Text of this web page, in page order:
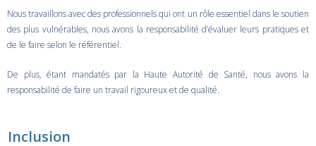
Nous travaillons avec des professionnels qui ont un rôle essentiel dans le soutien
des plus vulnérables, nous avons la responsabilité d’évaluer leurs pratiques et
de le faire selon le référentiel.
De plus, étant mandatés par la Haute Autorité de Santé, nous avons la
responsabilité de faire un travail rigoureux et de qualité.
Inclusion